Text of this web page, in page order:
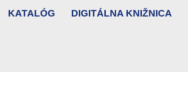
KATALÓG DIGITÁLNA KNIŽNICA